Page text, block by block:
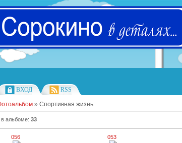
ВХОД
RSS
» Спортивная жизнь
альбоме: 33
056 053